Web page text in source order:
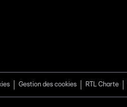
Gestion des cookies RTL Charte